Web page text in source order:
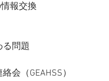
報交換
る問題
会（GEAHSS）